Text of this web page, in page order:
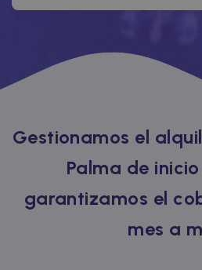
Gestionamos el
Palma de
garantizamos el
mes a